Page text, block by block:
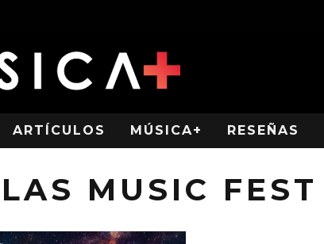
ARTÍCULOS MÚSICA+ RESEÑAS
MUSIC FEST